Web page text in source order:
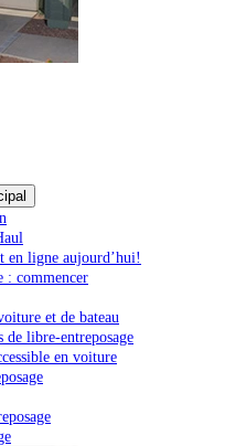
en ligne aujourd’hui!
: commencer
et de bateau
de libre-entreposage
en voiture